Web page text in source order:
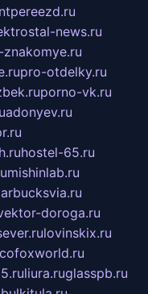
news.ru
pro-otdelky.ru
porno-vk.ru
adonyev.ru
hostel-65.ru
mishinlab.ru
doroga.ru
lovinskix.ru
liura.ruglasspb.ru